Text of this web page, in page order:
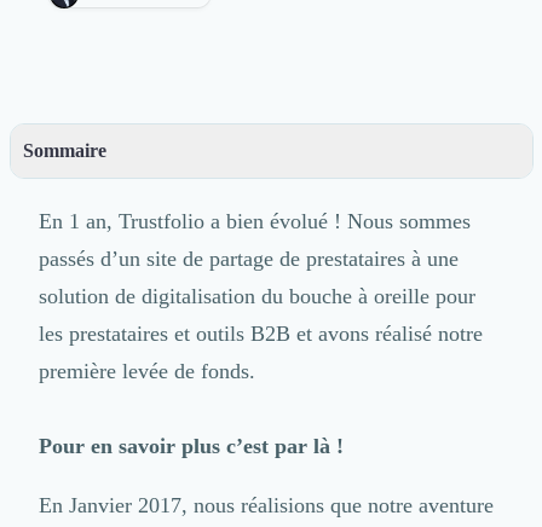
Découvrir
Tarifs
Demander une démo
Connexion
Cabinet de Recrutement
Formation
Teambuilding
Marque Employeur
Conseil en Management et Organisation
Gestion paie
Portage Salarial
Marketplace de freelance
Sommaire
– Un test validé
– Trustfolio : le tripadvisor positif des prestataires de service
– De 500 à 745.000 grâce à vous ?
En 1 an, Trustfolio a bien évolué ! Nous sommes
passés d’un site de partage de prestataires à une
solution de digitalisation du bouche à oreillepour
les prestataires et outils B2B et avons réalisé notre
première levée de fonds.
Pour en savoir plus c’est par là !
En Janvier 2017, nous réalisions que notre aventure